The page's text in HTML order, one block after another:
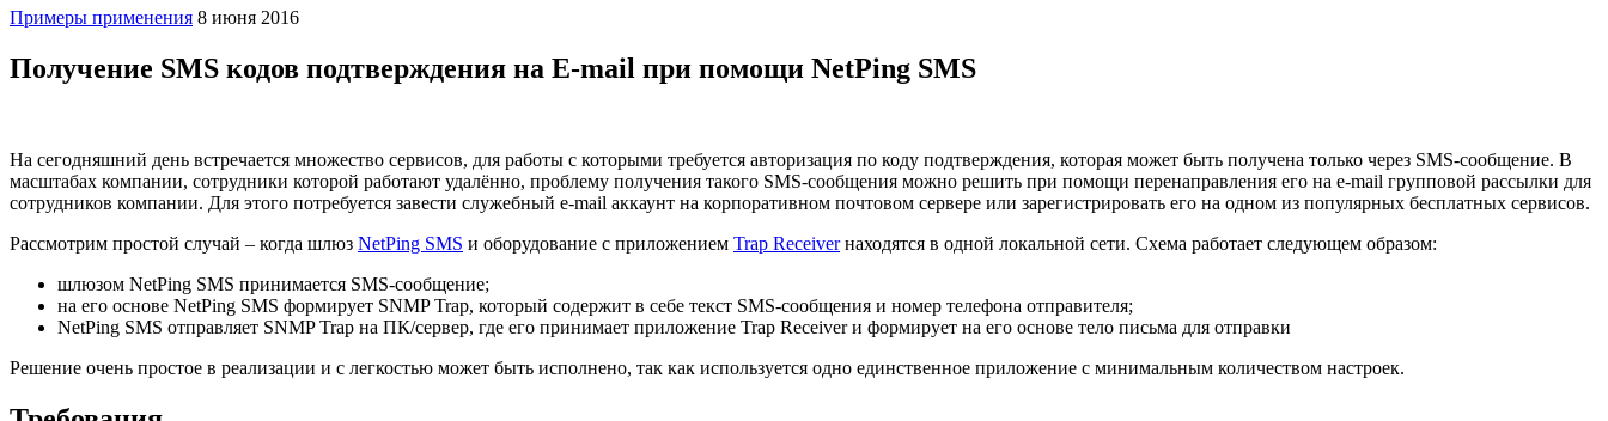
Примеры применения 8 июня 2016
Получение SMS кодов подтверждения на E-mail при помощи NetPing SMS
На сегодняшний день встречается множество сервисов, для работы с которыми требуется авторизация по коду подтверждения, которая может быть получена только через SMS-сообщение. В
масштабах компании, сотрудники которой работают удалённо, проблему получения такого SMS-сообщения можно решить при помощи перенаправления его на e-mail групповой рассылки для
сотрудников компании. Для этого потребуется завести служебный e-mail аккаунт на корпоративном почтовом сервере или зарегистрировать его на одном из популярных бесплатных сервисов.
Рассмотрим простой случай – когда шлюз NetPing SMS и оборудование с приложением Trap Receiverнаходятся в одной локальной сети. Схема работает следующем образом:
шлюзом NetPing SMS принимается SMS-сообщение;
на его основе NetPing SMS формирует SNMP Trap, который содержит в себе текст SMS-сообщения и номер телефона отправителя;
NetPing SMS отправляет SNMP Trap на ПК/сервер, где его принимает приложение Trap Receiver и формирует на его основе тело письма для отправки
Решение очень простое в реализации и с легкостью может быть исполнено, так как используется одно единственное приложение с минимальным количеством настроек.